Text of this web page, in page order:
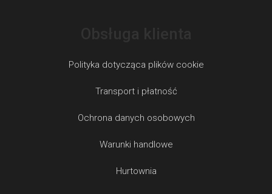
Polityka dotycząca plików cookie
Transport i płatność
Ochrona danych osobowych
Warunki handlowe
Hurtownia